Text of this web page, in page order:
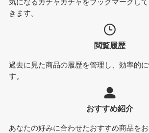
気になるガチャガチャをブックマークし
きます。
閲覧履歴
過去に見た商品の履歴を管理し、効率的
す。
おすすめ紹介
あなたの好みに合わせたおすすめ商品をお